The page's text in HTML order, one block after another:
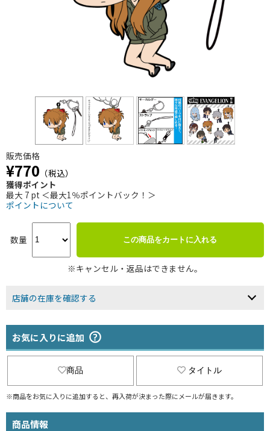
販売価格
¥770 （税込）
獲得ポイント
最大 7 pt ＜最大1％ポイントバック！＞
ポイントについて
数量 この商品をカートに入れる
※キャンセル・返品はできません。
店舗の在庫を確認する
お気に入りに追加
商品 タイトル
※商品をお気に入りに追加すると、再入荷が決まった際にメールが届きます。
商品情報